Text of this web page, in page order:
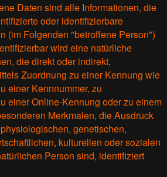
Daten sind alle Informationen, die
oder identifizierbare
(im Folgenden "betroffene Person")
wird eine natürliche
die direkt oder indirekt,
Zuordnung zu einer Kennung wie
einer Kennnummer, zu
einer Online-Kennung oder zu einem
Merkmalen, die Ausdruck
genetischen,
kulturellen oder sozialen
Person sind, identifiziert